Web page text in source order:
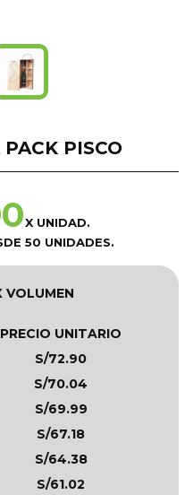
PISCO
X UNIDAD.
50 UNIDADES.
VOLUMEN
PRECIO UNITARIO
S/72.90
S/70.04
S/69.99
S/67.18
S/64.38
S/61.02